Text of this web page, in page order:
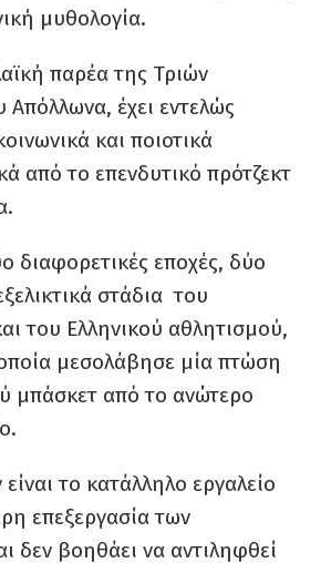
μυθολογία.
παρέα της Τριών
έχει εντελώς
και ποιοτικά
από το επενδυτικό πρότζεκτ
διαφορετικές εποχές, δύο
στάδια του
του Ελληνικού αθλητισμού,
μεσολάβησε μία πτώση
μπάσκετ από το ανώτερο
το κατάλληλο εργαλείο
επεξεργασία των
δεν βοηθάει να αντιληφθεί